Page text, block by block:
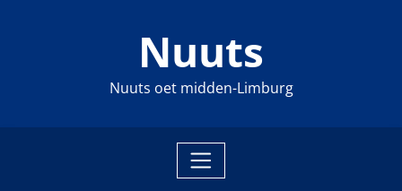
Nuuts
Nuuts oet midden-Limburg